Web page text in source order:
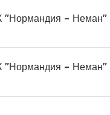
"Нормандия – Неман"
"Нормандия – Неман"